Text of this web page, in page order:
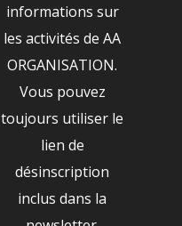
informations sur
les activités de AA
ORGANISATION.
Vous pouvez
toujours utiliser le
lien de
désinscription
inclus dans la